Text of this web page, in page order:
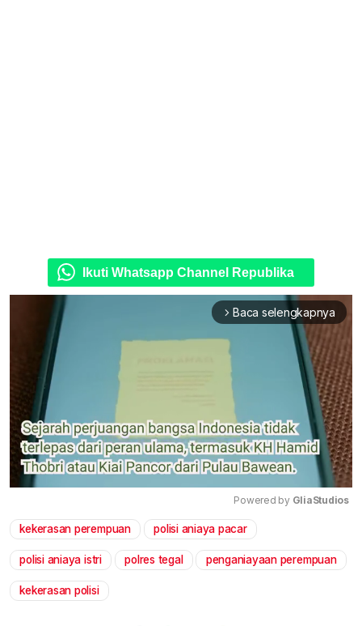
Ikuti Whatsapp Channel Republika
arrow_forward_ios Baca selengkapnya
Powered by GliaStudios
kekerasan perempuan polisi aniaya pacar
polisi aniaya istri polres tegal penganiayaan perempuan
kekerasan polisi